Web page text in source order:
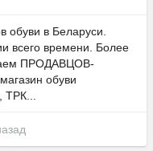
обуви в Беларуси.
всего времени. Более
ПРОДАВЦОВ-
обуви
ТРК...